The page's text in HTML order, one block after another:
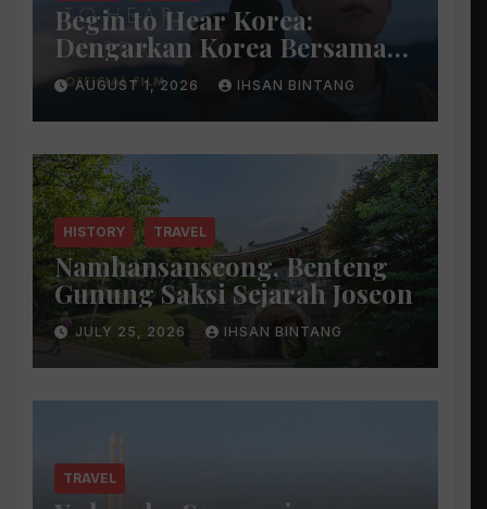
Begin to Hear Korea:
Dengarkan Korea Bersama
Park Bo Gum
AUGUST 1, 2026 IHSAN BINTANG
HISTORY TRAVEL
Namhansanseong, Benteng
Gunung Saksi Sejarah Joseon
JULY 25, 2026 IHSAN BINTANG
TRAVEL